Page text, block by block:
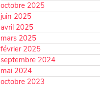
octobre 2025
juin 2025
avril 2025
mars 2025
février 2025
septembre 2024
mai 2024
octobre 2023